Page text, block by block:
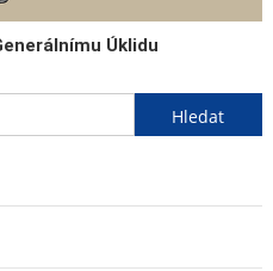
Úklidu
Vyhledávání